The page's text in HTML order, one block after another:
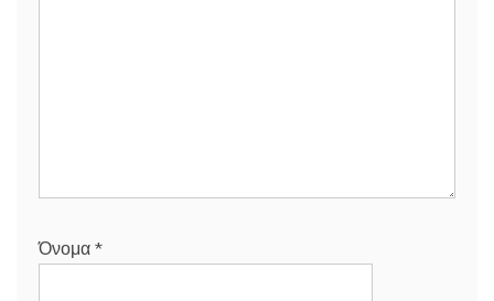
Όνομα *